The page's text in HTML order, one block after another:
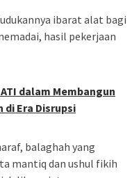
ibarat alat bagi
hasil pekerjaan
dalam Membangun
di Era Disrupsi
balaghah yang
mantiq dan ushul fikih